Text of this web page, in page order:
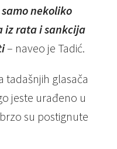
nekoliko
iz rata i sankcija
– naveo je Tadić.
tadašnjih glasača
jeste urađeno u
su postignute